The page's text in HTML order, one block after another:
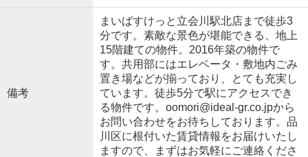
備考
まいばすけっと立会川駅北店まで徒歩3
分です。素敵な景色が堪能できる、地上
15階建ての物件。2016年築の物件で
す。共用部にはエレベータ・敷地内ごみ
置き場などが揃っており、とても充実し
ています。徒歩5分で駅にアクセスでき
る物件です。oomori@ideal-gr.co.jpから
お問い合わせをお待ちしております。品
川区に根付いた賃貸情報をお届けいたし
ますので、まずはお気軽にご連絡くださ